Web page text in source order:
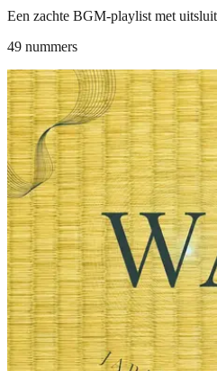
Een zachte BGM-playlist met
49 nummers